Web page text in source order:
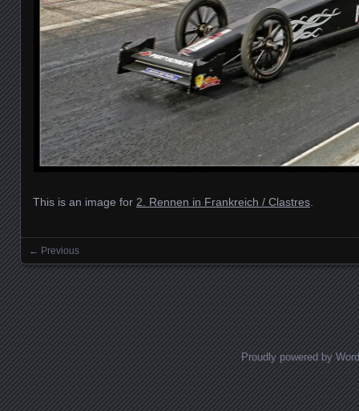
This is an image for 2. Rennen in Frankreich / Clastres
Images navigation
← Previous
Proudly powered by